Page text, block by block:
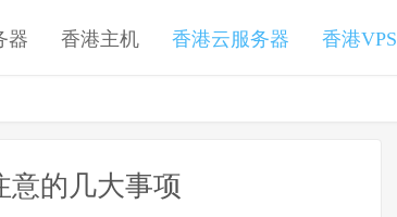
器 香港主机 香港云服务器 香港VPS
意的几大事项